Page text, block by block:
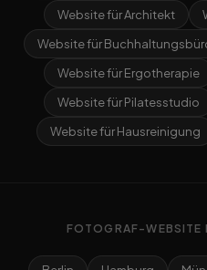
Website für Architekt
Website für
Website für Ergotherapie
Website für Pilatesstudio
Website für Hausreinigung
FOTOGRAF-WEBSITE